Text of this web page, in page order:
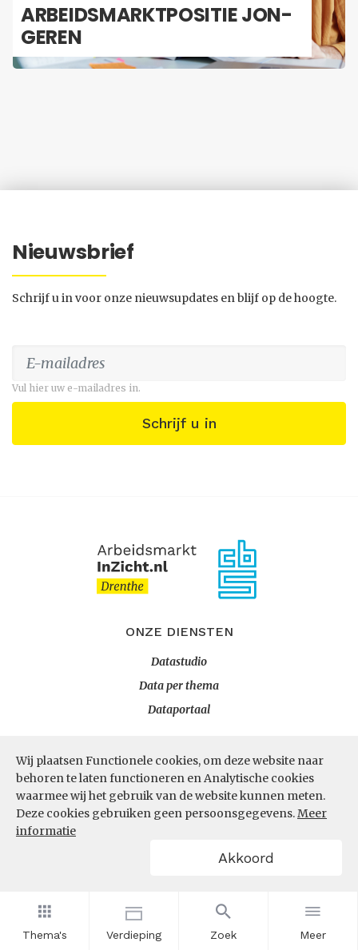
Thema's Verdieping Zoek Meer
Wij plaatsen Functionele cookies, om deze website naar
behoren te laten functioneren en Analytische cookies
waarmee wij het gebruik van de website kunnen meten.
Deze cookies gebruiken geen persoonsgegevens.Meer
informatie
Akkoord
AR­BEIDS­MARKT­PO­SI­TIE JON­
GE­REN
Nieuwsbrief
Schrijf u in voor onze nieuwsupdates en blijf op de hoogte.
Vul hier uw e-mailadres in.
Schrijf u in
ONZE DIENSTEN
Datastudio
Data per thema
Dataportaal
OVER ONS
InZicht
Contact